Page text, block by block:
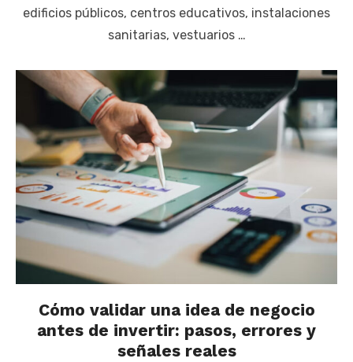
edificios públicos, centros educativos, instalaciones
sanitarias, vestuarios …
Cómo validar una idea de negocio
antes de invertir: pasos, errores y
señales reales